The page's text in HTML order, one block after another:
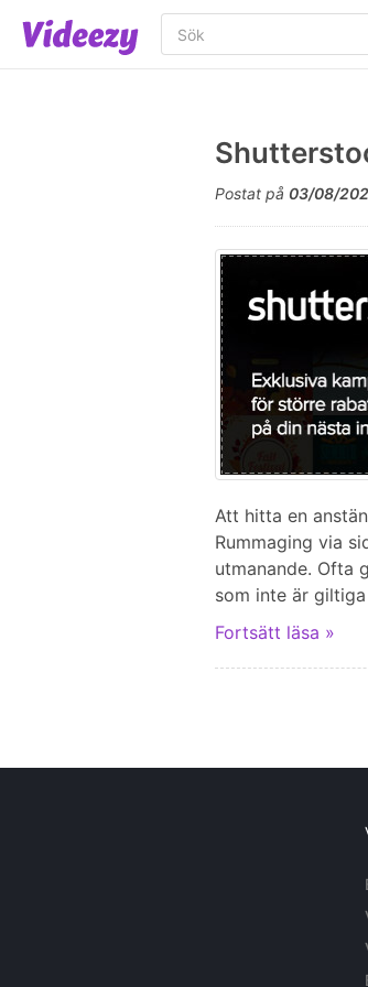
Postat på 03/08/
Att hitta en
Rummaging via
utmanande. Ofta
som inte är
Fortsätt läsa »